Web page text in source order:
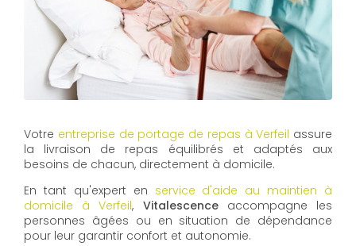
Votre entreprise de portage de repas à Verfeil assure
la livraison de repas équilibrés et adaptés aux
besoins de chacun, directement à domicile.
En tant qu'expert en service d'aide au maintien à
domicile à Verfeil, Vitalescenceaccompagne les
personnes âgées ou en situation de dépendance
pour leur garantir confort et autonomie.